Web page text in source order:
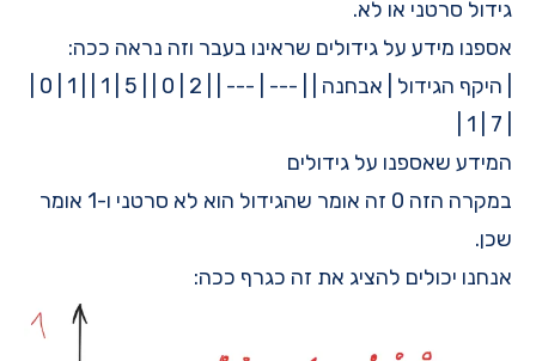
גידול סרטני או לא.
אספנו מידע על גידולים שראינו בעבר וזה נראה ככה:
המידע שאספנו על גידולים
במקרה הזה 0 זה אומר שהגידול הוא לא סרטני ו-1 אומר
שכן.
אנחנו יכולים להציג את זה כגרף ככה: